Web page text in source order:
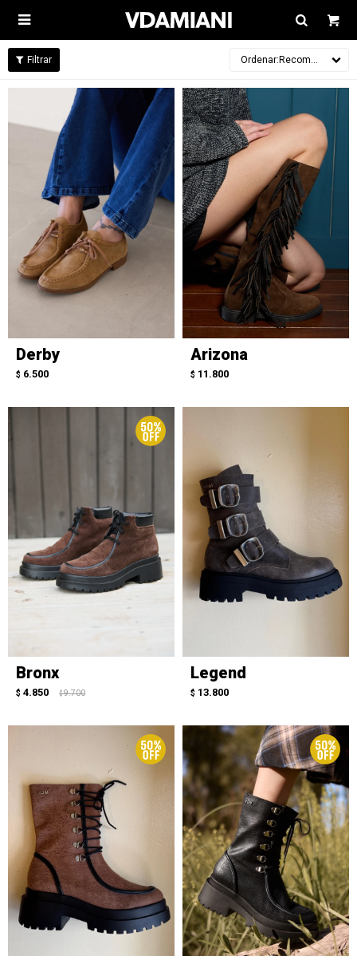

Recomendados
Derby
$ 6.500
Arizona
$ 11.800
Bronx
$ 4.850 $ 9.700
Legend
$ 13.800